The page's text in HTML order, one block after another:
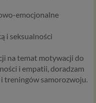
emocjonalne
i seksualności
na temat motywacji do
i empatii, doradzam
treningów samorozwoju.
i w aplikacjach
cookie, local storage i
i przetwarzania danych
w celu
treści i reklam oraz